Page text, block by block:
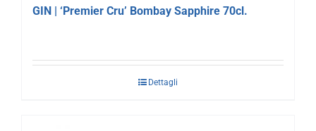
GIN | ‘Premier Cru’ Bombay Sapphire 70cl.
Dettagli